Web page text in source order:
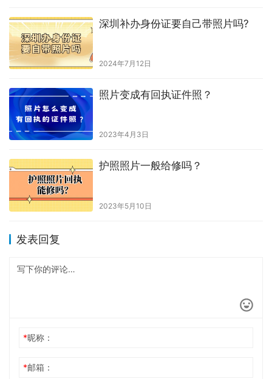
深圳补办身份证要自己带照片吗?
2024年7月12日
照片变成有回执证件照？
2023年4月3日
护照照片一般给修吗？
2023年5月10日
发表回复
*昵称：
*邮箱：